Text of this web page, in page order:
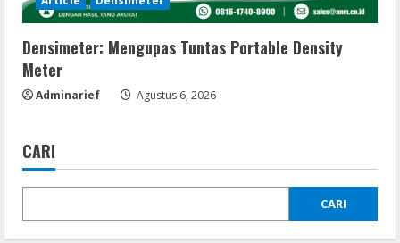
Densimeter: Mengupas Tuntas Portable Density
Meter
Adminarief Agustus 6, 2026
CARI
CARI